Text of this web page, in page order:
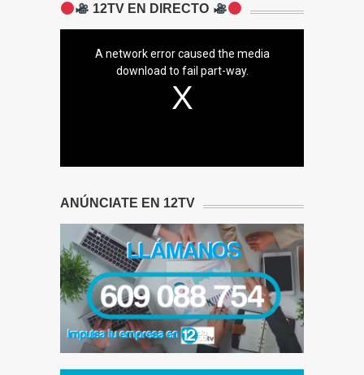
12TV EN DIRECTO
A network error caused the media
download to fail part-way.
ANÚNCIATE EN 12TV